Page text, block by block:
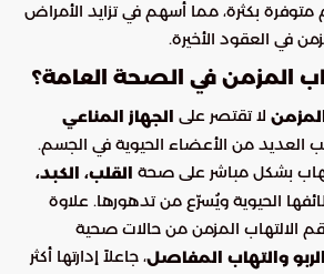
بكثرة، مما أسهم في تزايد الأمراض
في العقود الأخيرة.
المزمن في الصحة العامة؟
لا تقتصر على الجهاز المناعي
من الأعضاء الحيوية في الجسم.
بشكل مباشر على صحة القلب، الكبد،
الحيوية ويُسرّع من تدهورها. علاوة
الالتهاب المزمن من حالات صحية
الربو والتهاب المفاصل، جاعلاً إدارتها أكثر